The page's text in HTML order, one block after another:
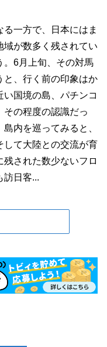
一方で、日本にはま
域が数多く残されてい
。6月上旬、その対馬
と、行く前の印象はか
国境の島、パチンコ
その程度の認識だっ
内を巡ってみると、
して大陸との交流が育
された数少ないフロ
訪日客...